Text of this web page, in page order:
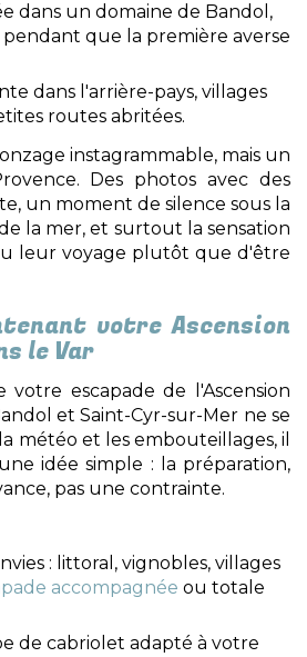
dans un domaine de Bandol,
pendant que la première averse
dans l'arrière-pays, villages
routes abritées.
instagrammable, mais un
Des photos avec des
un moment de silence sous la
la mer, et surtout la sensation
leur voyage plutôt que d'être
votre Ascension
le Var
escapade de l'Ascension
et Saint-Cyr-sur-Mer ne se
météo et les embouteillages, il
idée simple : la préparation,
pas une contrainte.
: littoral, vignobles, villages
accompagnée ou totale
de cabriolet adapté à votre